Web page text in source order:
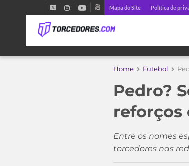
Mapa do Site Política de
Home Futebol
Pedro?
reforços
Entre os nomes
torcedores nas